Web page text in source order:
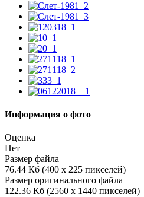
Информация о фото
Оценка
Нет
Размер файла
76.44 Кб (400 x 225 пикселей)
Размер оригинального файла
122.36 Кб (2560 x 1440 пикселей)